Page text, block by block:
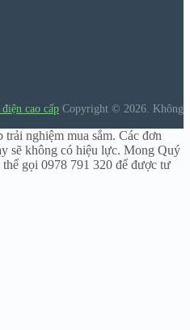
cao cấp Copyright © 2026. Không
trải nghiệm mua sắm. Các đơn
sẽ không có hiệu lực. Mong Quý
gọi 0978 791 320 để được tư